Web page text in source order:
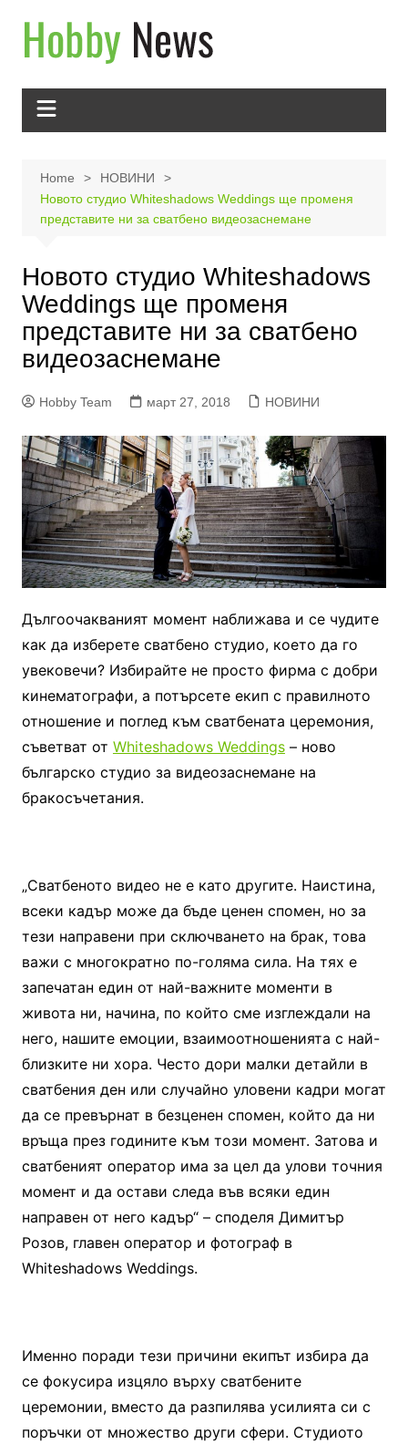
content
Home
НОВИНИ
Новото студио Whiteshadows Weddings ще променя
представите ни за сватбено видеозаснемане
Новото студио Whiteshadows
Weddings ще променя
представите ни за сватбено
видеозаснемане
Hobby Team март 27, 2018 НОВИНИ
Дългоочакваният момент наближава и се чудите
как да изберете сватбено студио, което да го
увековечи? Избирайте не просто фирма с добри
кинематографи, а потърсете екип с правилното
отношение и поглед към сватбената церемония,
съветват от Whiteshadows Weddings– ново
българско студио за видеозаснемане на
бракосъчетания.
„Сватбеното видео не е като другите. Наистина,
всеки кадър може да бъде ценен спомен, но за
тези направени при сключването на брак, това
важи с многократно по-голяма сила. На тях е
запечатан един от най-важните моменти в
живота ни, начина, по който сме изглеждали на
него, нашите емоции, взаимоотношенията с най-
близките ни хора. Често дори малки детайли в
сватбения ден или случайно уловени кадри могат
да се превърнат в безценен спомен, който да ни
връща през годините към този момент. Затова и
сватбеният оператор има за цел да улови точния
момент и да остави следа във всяки един
направен от него кадър“ – споделя Димитър
Розов, главен оператор и фотограф в
Whiteshadows Weddings.
Именно поради тези причини екипът избира да
се фокусира изцяло върху сватбените
церемонии, вместо да разпилява усилията си с
поръчки от множество други сфери. Студиото